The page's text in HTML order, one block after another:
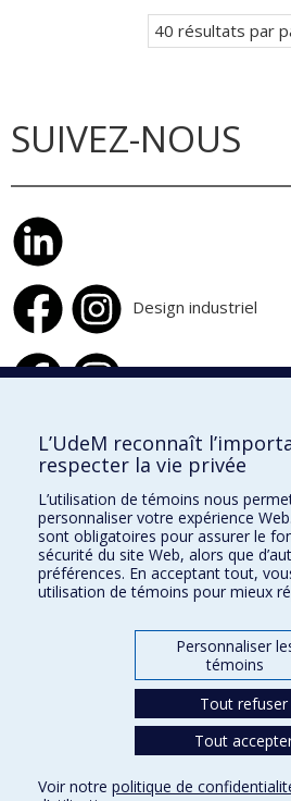
40 résultats par
SUIVEZ-NOUS
Design industriel
Design d'intérieur
École de design
École d'architecture
École d'urbanisme et d'architecture de
L’UdeM reconnaît
respecter la vie privée
L’utilisation de témoins nous
personnaliser votre expérience
sont obligatoires pour assurer le
sécurité du site Web, alors que
préférences. En acceptant tout,
utilisation de témoins pour mieux
Personnaliser
témoins
Tout refuser
Tout
Voir notre politique de